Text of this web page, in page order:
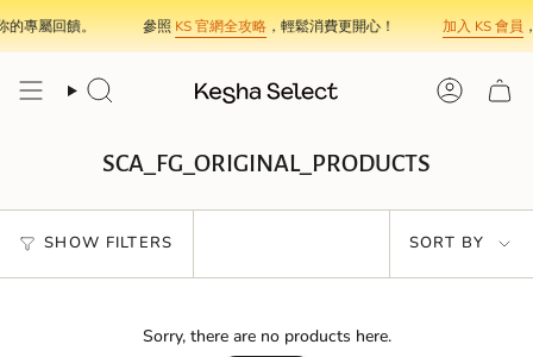
Skip
to
content
專屬回饋。 參照KS 官網全攻略，輕鬆消費更開心！ 加入 KS 會員
Search Account
SCA_FG_ORIGINAL_PRODUCTS
SHOW FILTERS SORT BY
Sorry, there are no products here.